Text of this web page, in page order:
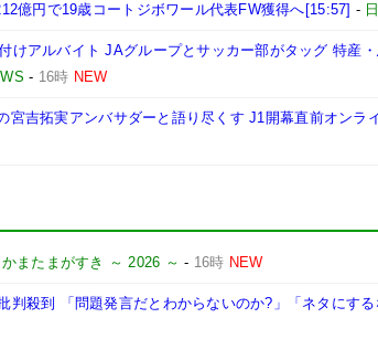
億円で19歳コートジボワール代表FW獲得へ[15:57] -
けアルバイト JAグループとサッカー部がタッグ 特産
- 16時 NEW
宮吉拓実アンバサダーと語り尽くす J1開幕直前オンラ
かまたまがすき ～ 2026 ～ - 16時 NEW
判殺到 「問題発言だとわからないのか?」「ネタにす